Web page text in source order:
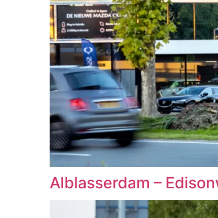
Alblasserdam –